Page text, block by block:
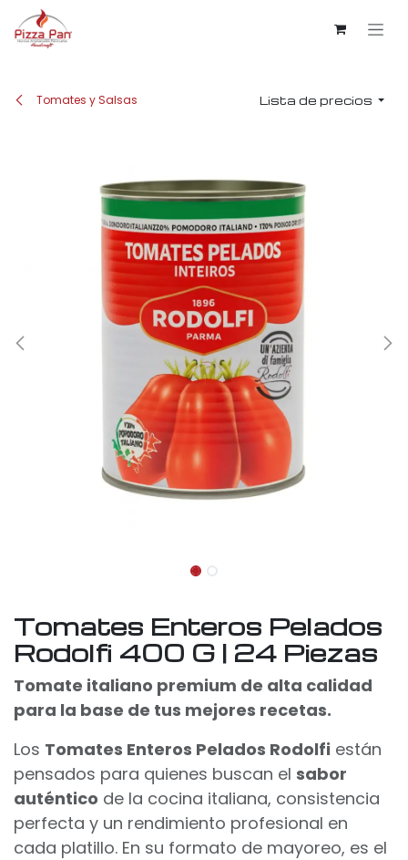
Ir al contenido
Tomates y Salsas Lista de precios
Tomates Enteros Pelados
Rodolfi 400 G | 24 Piezas
Tomate italiano premium de alta calidad
para la base de tus mejores recetas.
Los Tomates Enteros Pelados Rodolfi están
pensados para quienes buscan el sabor
auténtico de la cocina italiana, consistencia
perfecta y un rendimiento profesional en
cada platillo. En su formato de mayoreo, es el